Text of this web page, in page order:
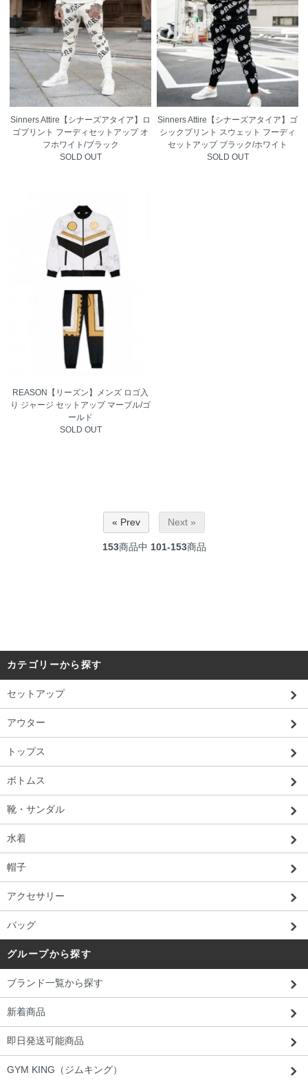
Sinners Attire【シナーズアタイア】ロ
ゴプリント フーディセットアップ オ
フホワイト/ブラック
SOLD OUT
Sinners Attire【シナーズアタイア】ゴ
シックプリント スウェット フーディ
セットアップ ブラック/ホワイト
SOLD OUT
REASON【リーズン】メンズ ロゴ入
り ジャージ セットアップ マーブル/ゴ
ールド
SOLD OUT
« Prev Next »
153商品中 101-153商品
カテゴリーから探す
セットアップ
アウター
トップス
ボトムス
靴・サンダル
水着
帽子
アクセサリー
バッグ
グループから探す
ブランド一覧から探す
新着商品
即日発送可能商品
GYM KING（ジムキング）